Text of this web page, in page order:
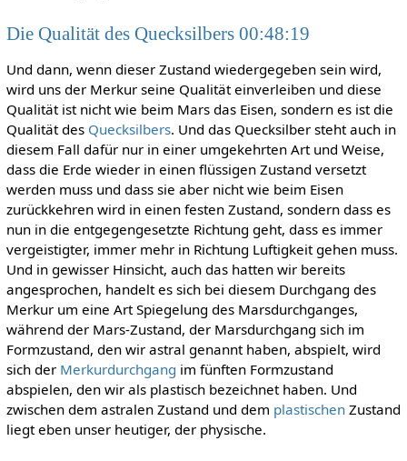
Die Qualität des Quecksilbers 00:48:19
Und dann, wenn dieser Zustand wiedergegeben sein wird,
wird uns der Merkur seine Qualität einverleiben und diese
Qualität ist nicht wie beim Mars das Eisen, sondern es ist die
Qualität des Quecksilbers. Und das Quecksilber steht auch in
diesem Fall dafür nur in einer umgekehrten Art und Weise,
dass die Erde wieder in einen flüssigen Zustand versetzt
werden muss und dass sie aber nicht wie beim Eisen
zurückkehren wird in einen festen Zustand, sondern dass es
nun in die entgegengesetzte Richtung geht, dass es immer
vergeistigter, immer mehr in Richtung Luftigkeit gehen muss.
Und in gewisser Hinsicht, auch das hatten wir bereits
angesprochen, handelt es sich bei diesem Durchgang des
Merkur um eine Art Spiegelung des Marsdurchganges,
während der Mars-Zustand, der Marsdurchgang sich im
Formzustand, den wir astral genannt haben, abspielt, wird
sich der Merkurdurchgang im fünften Formzustand
abspielen, den wir als plastisch bezeichnet haben. Und
zwischen dem astralen Zustand und dem plastischenZustand
liegt eben unser heutiger, der physische.